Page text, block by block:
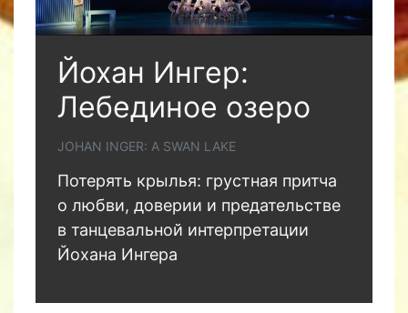
Йохан Ингер:
Лебединое озеро
JOHAN INGER: A SWAN LAKE
Потерять крылья: грустная притча
о любви, доверии и предательстве
в танцевальной интерпретации
Йохана Ингера